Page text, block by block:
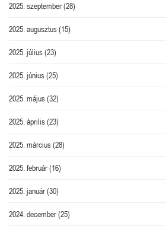
2025. szeptember(28)
2025. augusztus(15)
2025. július(23)
2025. június(25)
2025. május(32)
2025. április(23)
2025. március(28)
2025. február(16)
2025. január(30)
2024. december(25)